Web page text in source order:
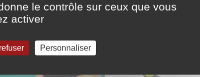
le contrôle sur ceux que vous
activer
Personnaliser